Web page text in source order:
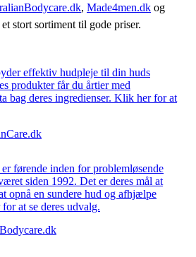
, Made4men.dk og
stort sortiment til gode priser.
effektiv hudpleje til din huds
produkter får du årtier med
bag deres ingredienser. Klik her for at
førende inden for problemløsende
siden 1992. Det er deres mål at
opnå en sundere hud og afhjælpe
at se deres udvalg.